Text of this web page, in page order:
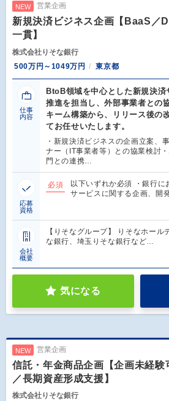
NEW 営業企画
新規決済ビジネス企画【BaaS／
一貫】
株式会社りそな銀行
500万円～1049万円
東京都
仕事
内容
BtoB領域を中心とした新規決済
推進を担当し、外部事業者との
キーム構築から、リリース後の
てお任せいたします。
・新規決済ビジネスの企画立案、
ナー（IT事業者等）との協業検討
門との連携…
応募
資格
必須
以下いずれか必須 ・銀行
サービスに関する企画、開
会社
概要
【りそなグループ】 りそなホール
な銀行、埼玉りそな銀行など…
気になる
NEW 営業企画
信託・年金商品企画【企画未経験
／長期資産形成支援】
株式会社りそな銀行